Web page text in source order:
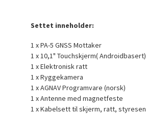
Settet inneholder:
1 x PA-5 GNSS Mottaker
1 x 10,1" Touchskjerm( Androidbasert)
1 x Elektronisk ratt
1 x Ryggekamera
1 x AGNAV Programvare (norsk)
1 x Antenne med magnetfeste
1 x Kabelsett til skjerm, ratt,